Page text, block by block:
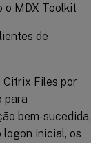
o MDX Toolkit
de
Citrix Files por
para
bem-sucedida,
logon inicial, os